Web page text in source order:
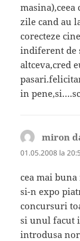
zile cand au
corecteze
indiferent de
altceva,cred
in
miron
01.05.2008 la
cea mai
si-n expo
concursuri
si unul facut
introdusa